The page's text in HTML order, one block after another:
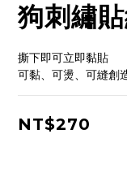
狗刺繡
撕下即可立即黏貼
可黏、可燙、可縫創
NT$270